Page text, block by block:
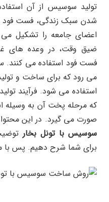
تولید سوسیس از آن
شدن سبک زندگی، فست فود
اعضای جامعه را تشکیل
ضیق وقت، در وعده های
فست فود استفاده می
می رود که برای ساخت و
استفاده می شود. فرآیند
که مرحله پخت آن به وسیله
صورت می گیرد. در این
سوسیس با تونل بخار
برای شما شرح دهیم. پس با